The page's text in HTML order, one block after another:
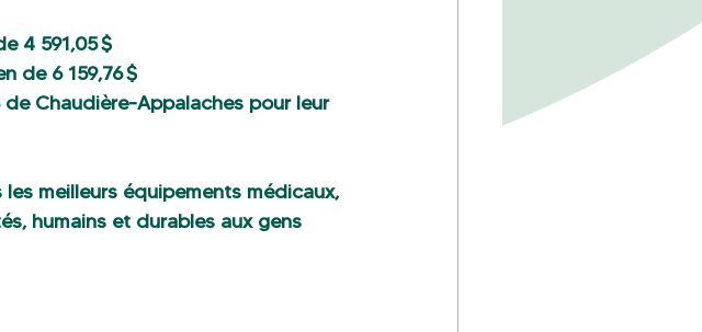
4 591,05 $
de 6 159,76 $
Chaudière-Appalaches pour leur
meilleurs équipements médicaux,
humains et durables aux gens